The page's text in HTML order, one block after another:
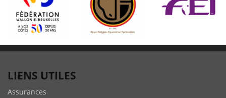
LIENS UTILES
Assurances